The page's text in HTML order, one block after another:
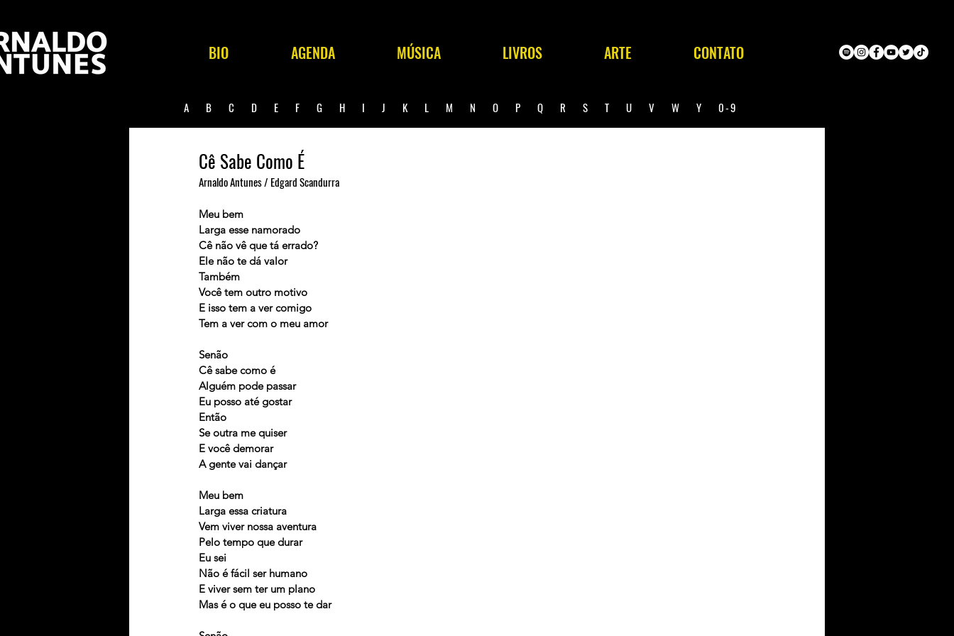
BIO AGENDA MÚSICA LIVROS ARTE CONTATO
A B C D E F G H I J K L M N O P Q R S T U V W Y 0-9
Cê Sabe Como É
Arnaldo Antunes / Edgard Scandurra
Meu bem
Larga esse namorado
Cê não vê que tá errado?
Ele não te dá valor
Também
Você tem outro motivo
E isso tem a ver comigo
Tem a ver com o meu amor
Senão
Cê sabe como é
Alguém pode passar
Eu posso até gostar
Então
Se outra me quiser
E você demorar
A gente vai dançar
Meu bem
Larga essa criatura
Vem viver nossa aventura
Pelo tempo que durar
Eu sei
Não é fácil ser humano
E viver sem ter um plano
Mas é o que eu posso te dar